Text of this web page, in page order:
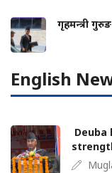
गृहमन्त्री
English